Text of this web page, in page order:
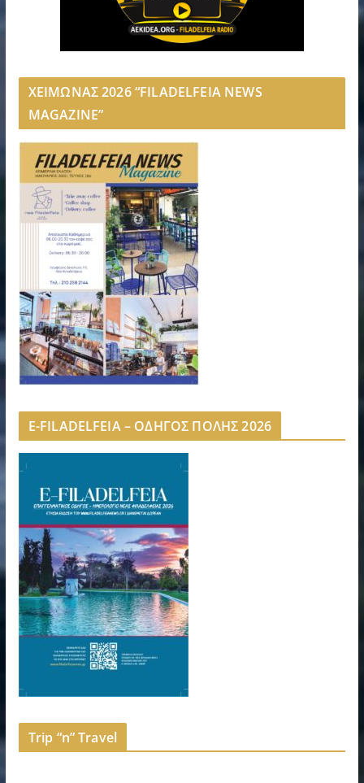
ΧΕΙΜΩΝΑΣ 2026 “FILADELFEIA NEWS
MAGAZINE”
E-FILADELFEIA – ΟΔΗΓΟΣ ΠΟΛΗΣ 2026
Trip “n” Travel